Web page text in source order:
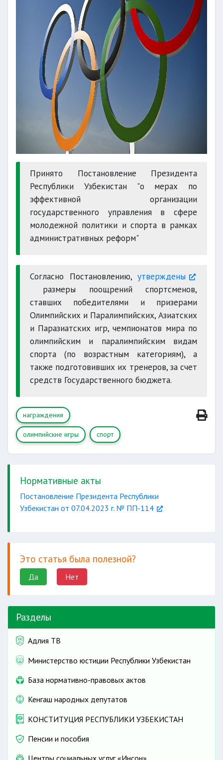
Принято Постановление Президента
Республики Узбекистан "о мерах по
эффективной организации
государственного управления в сфере
молодежной политики и спорта в рамках
административных реформ"
Согласно Постановлению,утверждены
размеры поощрений спортсменов,
ставших победителями и призерами
Олимпийских и Паралимпийских, Азиатских
и Паразиатских игр, чемпионатов мира по
олимпийским и паралимпийским видам
спорта (по возрастным категориям), а
также подготовивших их тренеров, за счет
средств Государственного бюджета.
награждения
олимпийские игры спорт
Нормативные акты
Постановление Президента Республики
Узбекистан от 07.04.2023 г. № ПП-114
Это статья была полезной?
Да Нет
Разделы
Адлия ТВ
Министерство юстиции Республики Узбекистан
База нормативно-правовых актов
Кенгаш народных депутатов
КОНСТИТУЦИЯ РЕСПУБЛИКИ УЗБЕКИСТАН
Пенсии и пособия